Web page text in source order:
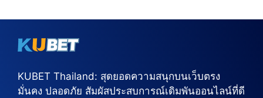
KUBET Thailand: สุดยอดความสนุกบนเว็บตรง
มั่นคง ปลอดภัย สัมผัสประสบการณ์เดิมพันออนไลน์ที่ดี